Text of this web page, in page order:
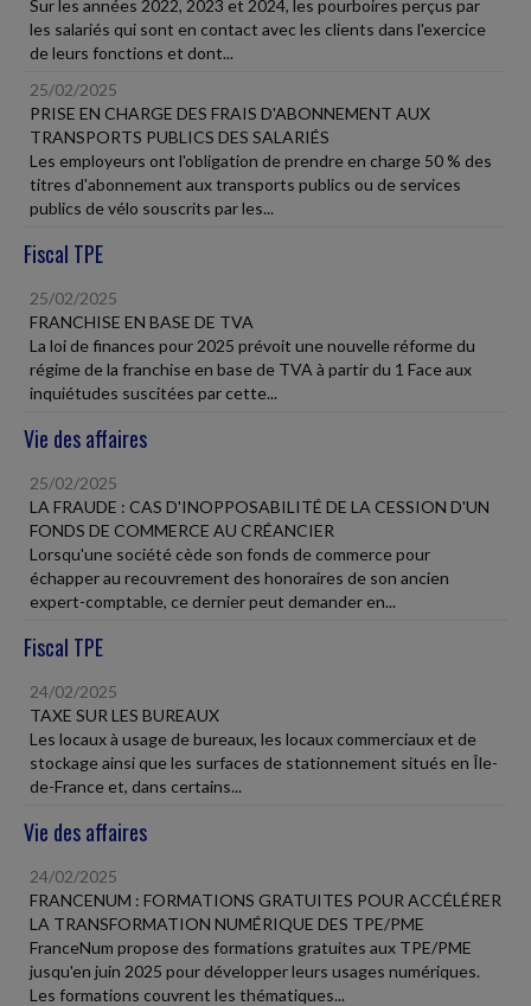
Sur les années 2022, 2023 et 2024, les pourboires perçus par
les salariés qui sont en contact avec les clients dans l'exercice
de leurs fonctions et dont...
25/02/2025
PRISE EN CHARGE DES FRAIS D'ABONNEMENT AUX
TRANSPORTS PUBLICS DES SALARIÉS
Les employeurs ont l'obligation de prendre en charge 50 % des
titres d'abonnement aux transports publics ou de services
publics de vélo souscrits par les...
Fiscal TPE
25/02/2025
FRANCHISE EN BASE DE TVA
La loi de finances pour 2025 prévoit une nouvelle réforme du
régime de la franchise en base de TVA à partir du 1 Face aux
inquiétudes suscitées par cette...
Vie des affaires
25/02/2025
LA FRAUDE : CAS D'INOPPOSABILITÉ DE LA CESSION D'UN
FONDS DE COMMERCE AU CRÉANCIER
Lorsqu'une société cède son fonds de commerce pour
échapper au recouvrement des honoraires de son ancien
expert-comptable, ce dernier peut demander en...
Fiscal TPE
24/02/2025
TAXE SUR LES BUREAUX
Les locaux à usage de bureaux, les locaux commerciaux et de
stockage ainsi que les surfaces de stationnement situés en Île-
de-France et, dans certains...
Vie des affaires
24/02/2025
FRANCENUM : FORMATIONS GRATUITES POUR ACCÉLÉRER
LA TRANSFORMATION NUMÉRIQUE DES TPE/PME
FranceNum propose des formations gratuites aux TPE/PME
jusqu'en juin 2025 pour développer leurs usages numériques.
Les formations couvrent les thématiques...